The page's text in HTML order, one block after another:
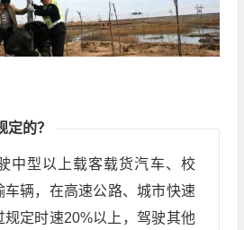
的？
中型以上载客载货汽车、校
车辆，在高速公路、城市快速
规定时速20%以上，驾驶其他